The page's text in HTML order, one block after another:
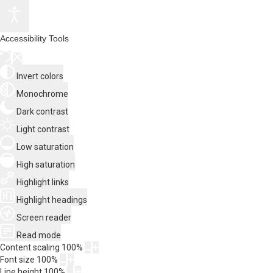
Accessibility Tools
Invert colors
Monochrome
Dark contrast
Light contrast
Low saturation
High saturation
Highlight links
Highlight headings
Screen reader
Read mode
Content scaling 100%
Font size 100%